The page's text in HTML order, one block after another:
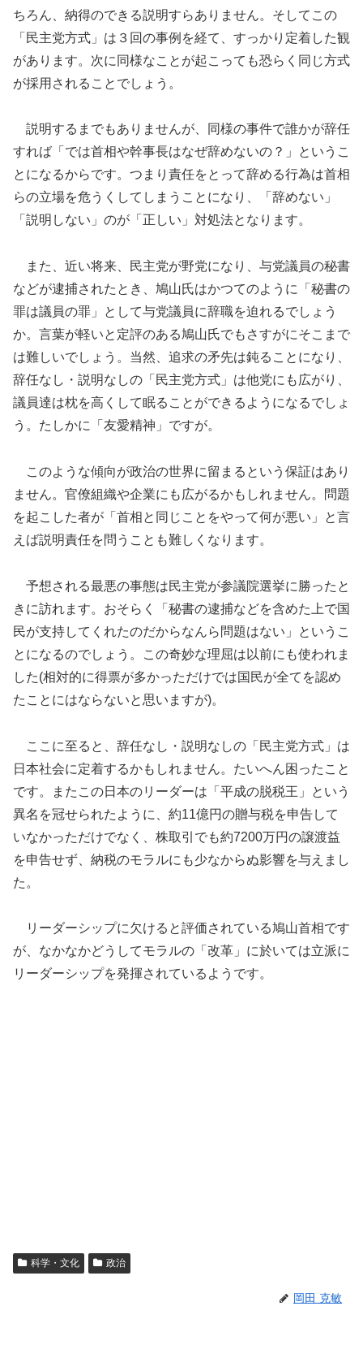
ちろん、納得のできる説明すらありません。そしてこの
「民主党方式」は３回の事例を経て、すっかり定着した観
があります。次に同様なことが起こっても恐らく同じ方式
が採用されることでしょう。
説明するまでもありませんが、同様の事件で誰かが辞任
すれば「では首相や幹事長はなぜ辞めないの？」というこ
とになるからです。つまり責任をとって辞める行為は首相
らの立場を危うくしてしまうことになり、「辞めない」
「説明しない」のが「正しい」対処法となります。
また、近い将来、民主党が野党になり、与党議員の秘書
などが逮捕されたとき、鳩山氏はかつてのように「秘書の
罪は議員の罪」として与党議員に辞職を迫れるでしょう
か。言葉が軽いと定評のある鳩山氏でもさすがにそこまで
は難しいでしょう。当然、追求の矛先は鈍ることになり、
辞任なし・説明なしの「民主党方式」は他党にも広がり、
議員達は枕を高くして眠ることができるようになるでしょ
う。たしかに「友愛精神」ですが。
このような傾向が政治の世界に留まるという保証はあり
ません。官僚組織や企業にも広がるかもしれません。問題
を起こした者が「首相と同じことをやって何が悪い」と言
えば説明責任を問うことも難しくなります。
予想される最悪の事態は民主党が参議院選挙に勝ったと
きに訪れます。おそらく「秘書の逮捕などを含めた上で国
民が支持してくれたのだからなんら問題はない」というこ
とになるのでしょう。この奇妙な理屈は以前にも使われま
した(相対的に得票が多かっただけでは国民が全てを認め
たことにはならないと思いますが)。
ここに至ると、辞任なし・説明なしの「民主党方式」は
日本社会に定着するかもしれません。たいへん困ったこと
です。またこの日本のリーダーは「平成の脱税王」という
異名を冠せられたように、約11億円の贈与税を申告して
いなかっただけでなく、株取引でも約7200万円の譲渡益
を申告せず、納税のモラルにも少なからぬ影響を与えまし
た。
リーダーシップに欠けると評価されている鳩山首相です
が、なかなかどうしてモラルの「改革」に於いては立派に
リーダーシップを発揮されているようです。
科学・文化 政治
岡田 克敏